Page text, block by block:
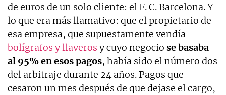
de euros de un solo cliente: el F. C. Barcelona. Y
lo que era más llamativo: que el propietario de
esa empresa, que supuestamente vendía
bolígrafos y llaveros y cuyo negocio se basaba
al 95% en esos pagos, había sido el número dos
del arbitraje durante 24 años. Pagos que
cesaron un mes después de que dejase el cargo,